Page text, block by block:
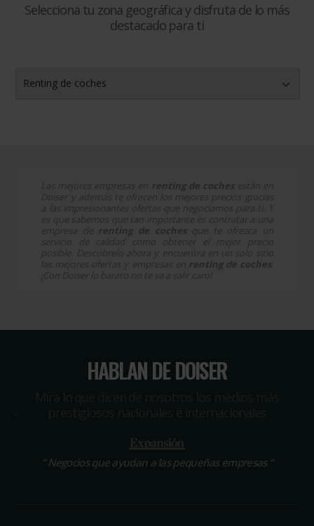
Selecciona tu zona geográfica y disfruta de lo más
destacado para ti
Renting de coches
HABLAN DE DOISER
“Negocios que ayudan a las pequeñas empresas “
El portal que ha revolucionado las compras profesionales